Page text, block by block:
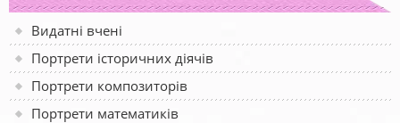
Видатні вчені
Портрети історичних діячів
Портрети композиторів
Портрети математиків